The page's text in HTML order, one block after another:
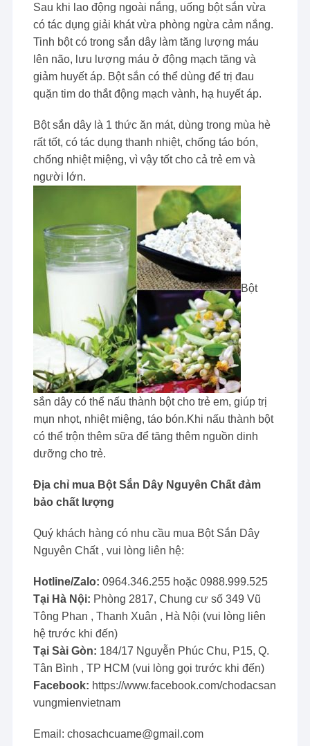
Sau khi lao động ngoài nắng, uống bột sắn vừa
có tác dụng giải khát vừa phòng ngừa cảm nắng.
Tinh bột có trong sắn dây làm tăng lượng máu
lên não, lưu lượng máu ở động mạch tăng và
giảm huyết áp. Bột sắn có thể dùng để trị đau
quặn tim do thắt động mạch vành, hạ huyết áp.
Bột sắn dây là 1 thức ăn mát, dùng trong mùa hè
rất tốt, có tác dụng thanh nhiệt, chống táo bón,
chống nhiệt miệng, vì vậy tốt cho cả trẻ em và
người lớn.
Bột
sắn dây có thể nấu thành bột cho trẻ em, giúp trị
mụn nhọt, nhiệt miệng, táo bón.Khi nấu thành bột
có thể trộn thêm sữa để tăng thêm nguồn dinh
dưỡng cho trẻ.
Địa chỉ mua Bột Sắn Dây Nguyên Chất đảm
bảo chất lượng
Quý khách hàng có nhu cầu mua Bột Sắn Dây
Nguyên Chất , vui lòng liên hệ:
Hotline/Zalo: 0964.346.255 hoặc 0988.999.525
Tại Hà Nội: Phòng 2817, Chung cư số 349 Vũ
Tông Phan , Thanh Xuân , Hà Nội (vui lòng liên
hệ trước khi đến)
Tại Sài Gòn: 184/17 Nguyễn Phúc Chu, P15, Q.
Tân Bình , TP HCM (vui lòng gọi trước khi đến)
Facebook: https://www.facebook.com/chodacsan
vungmienvietnam
Email:chosachcuame@gmail.com